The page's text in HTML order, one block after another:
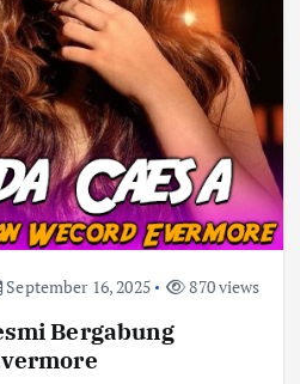
September 16, 2025 870 views
Bergabung